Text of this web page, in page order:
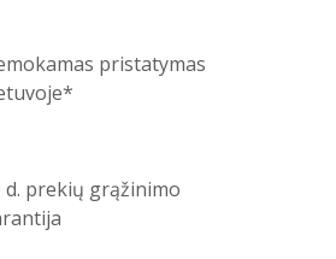
pristatymas
d. prekių grąžinimo